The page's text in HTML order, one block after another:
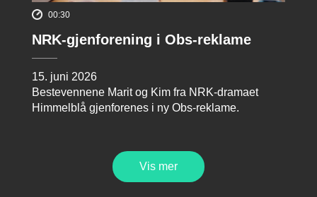
00:30
NRK-gjenforening i Obs-reklame
15. juni 2026
Bestevennene Marit og Kim fra NRK-dramaet
Himmelblå gjenforenes i ny Obs-reklame.
Vis mer